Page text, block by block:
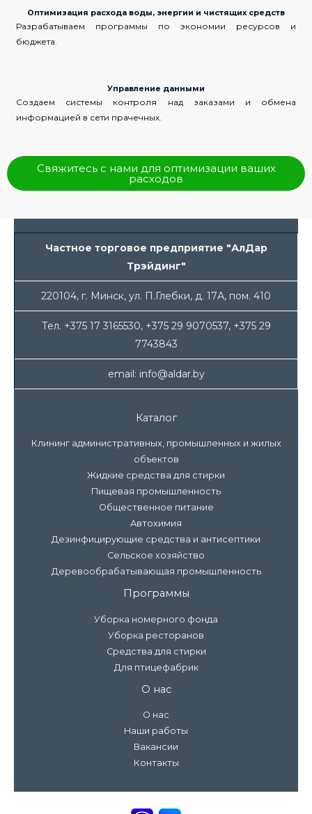
Оптимизация расхода воды, энергии и чистящих средств
Разрабатываем программы по экономии ресурсов и
бюджета.
Управление данными
Создаем системы контроля над заказами и обмена
информацией в сети прачечных.
Свяжитесь с нами для оптимизации ваших
расходов
Частное торговое предприятие "АлДар
Трэйдинг"
220104, г. Минск, ул. П.Глебки, д. 17А, пом. 410
Тел. +375 17 3165530, +375 29 9070537, +375 29
7743843
email: info@aldar.by
Каталог
Клининг административных, промышленных и жилых
объектов
Жидкие средства для стирки
Пищевая промышленность
Общественное питание
Автохимия
Дезинфицирующие средства и антисептики
Сельское хозяйство
Деревообрабатывающая промышленность
Программы
Уборка номерного фонда
Уборка ресторанов
Средства для стирки
Для птицефабрик
О нас
О нас
Наши работы
Вакансии
Контакты